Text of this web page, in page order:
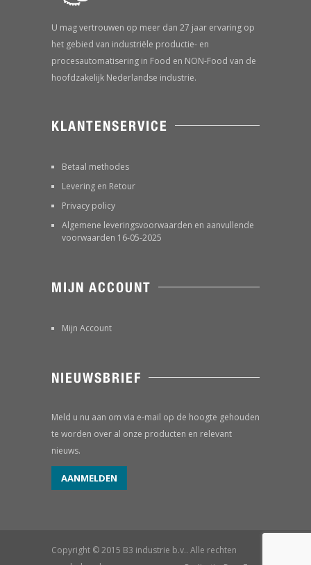
U mag vertrouwen op meer dan 27 jaar ervaring op
het gebied van industriële productie- en
procesautomatisering in Food en NON-Food van de
hoofdzakelijk Nederlandse industrie.
KLANTENSERVICE
Betaal methodes
Levering en Retour
Privacy policy
Algemene leveringsvoorwaarden en aanvullende
voorwaarden 16-05-2025
MIJN ACCOUNT
Mijn Account
NIEUWSBRIEF
Meld u nu aan om via e-mail op de hoogte gehouden
te worden over al onze producten en relevant
nieuws.
AANMELDEN
Copyright © 2015 B3 industrie b.v.. Alle rechten